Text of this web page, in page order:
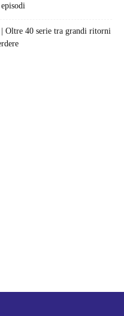
Oltre 40 serie tra grandi ritorni